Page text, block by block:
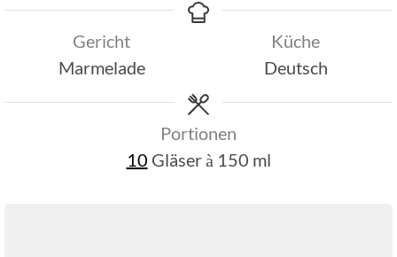
Gericht
Marmelade
Küche
Deutsch
Portionen
10 Gläser à 150 ml